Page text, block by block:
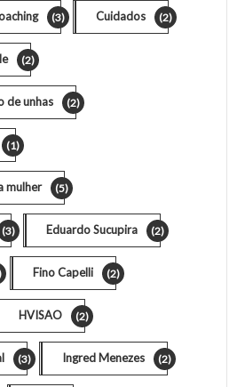
(3) Cuidados (2)
(2)
de unhas (2)
(1)
mulher (5)
(3) Eduardo Sucupira (2)
Fino Capelli (2)
HVISAO (2)
(3) Ingred Menezes (2)